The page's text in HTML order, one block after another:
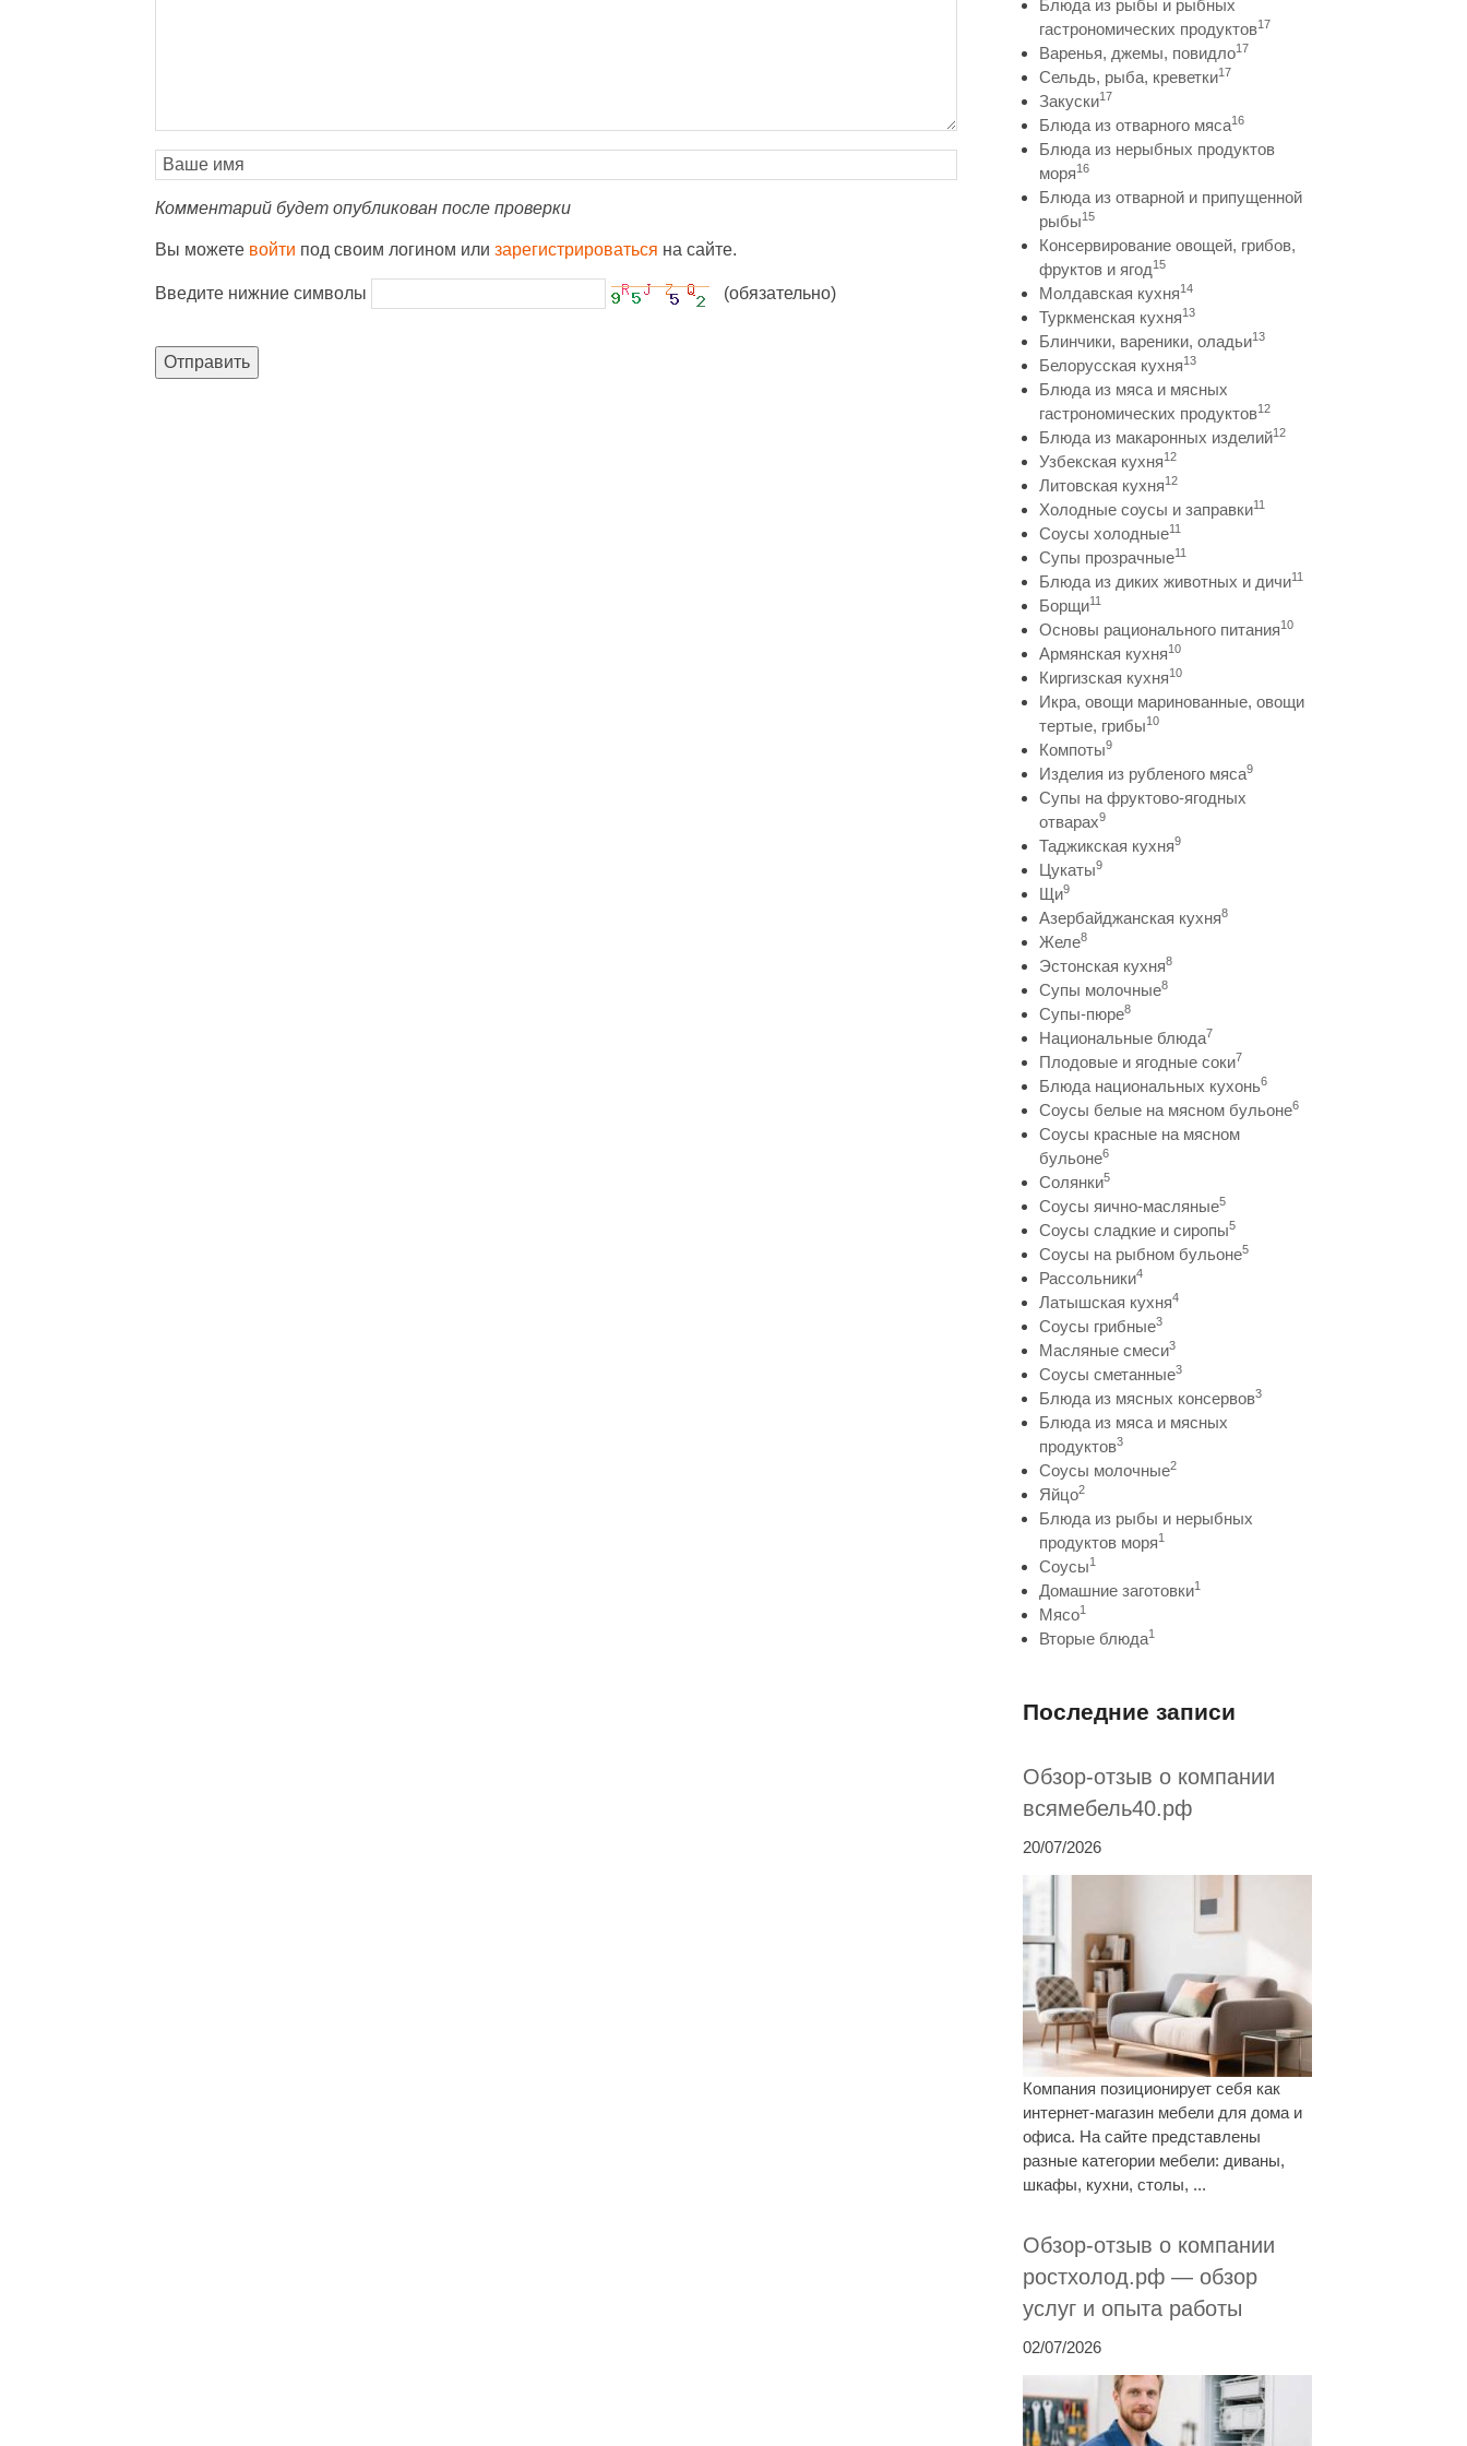
Комментарий будет опубликован после проверки
Вы можете войти под своим логином или зарегистрироваться на сайте.
Введите нижние символы (обязательно)
Отправить
Блюда из рыбы и рыбных
гастрономических продуктов17
Варенья, джемы, повидло17
Сельдь, рыба, креветки17
Закуски17
Блюда из отварного мяса16
Блюда из нерыбных продуктов
моря16
Блюда из отварной и припущенной
рыбы15
Консервирование овощей, грибов,
фруктов и ягод15
Молдавская кухня14
Туркменская кухня13
Блинчики, вареники, оладьи13
Белорусская кухня13
Блюда из мяса и мясных
гастрономических продуктов12
Блюда из макаронных изделий12
Узбекская кухня12
Литовская кухня12
Холодные соусы и заправки11
Соусы холодные11
Супы прозрачные11
Блюда из диких животных и дичи11
Борщи11
Основы рационального питания10
Армянская кухня10
Киргизская кухня10
Икра, овощи маринованные, овощи
тертые, грибы10
Компоты9
Изделия из рубленого мяса9
Супы на фруктово-ягодных
отварах9
Таджикская кухня9
Цукаты9
Щи9
Азербайджанская кухня8
Желе8
Эстонская кухня8
Супы молочные8
Супы-пюре8
Национальные блюда7
Плодовые и ягодные соки7
Блюда национальных кухонь6
Соусы белые на мясном бульоне6
Соусы красные на мясном
бульоне6
Солянки5
Соусы яично-масляные5
Соусы сладкие и сиропы5
Соусы на рыбном бульоне5
Рассольники4
Латышская кухня4
Соусы грибные3
Масляные смеси3
Соусы сметанные3
Блюда из мясных консервов3
Блюда из мяса и мясных
продуктов3
Соусы молочные2
Яйцо2
Блюда из рыбы и нерыбных
продуктов моря1
Соусы1
Домашние заготовки1
Мясо1
Вторые блюда1
Последние записи
Обзор-отзыв о компании
всямебель40.рф
20/07/2026
Компания позиционирует себя как
интернет-магазин мебели для дома и
офиса. На сайте представлены
разные категории мебели: диваны,
шкафы, кухни, столы, ...
Обзор-отзыв о компании
ростхолод.рф — обзор
услуг и опыта работы
02/07/2026